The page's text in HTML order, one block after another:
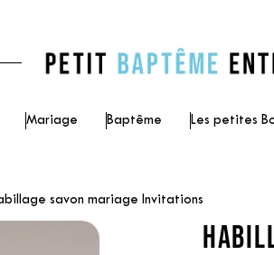
Mariage Baptême Les petites
savon mariage Invitations